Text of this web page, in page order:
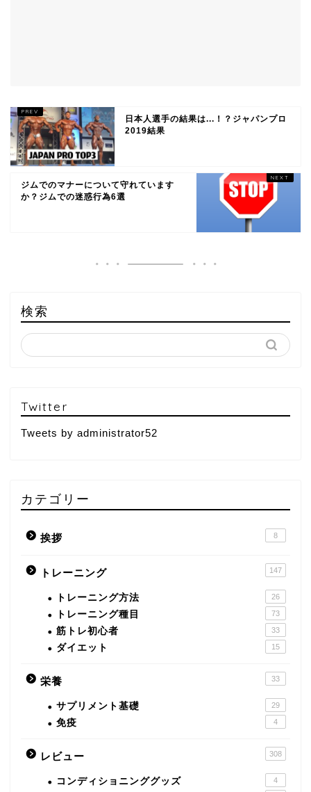
日本人選手の結果は...！？ジャパンプロ
2019結果
ジムでのマナーについて守れています
か？ジムでの迷惑行為6選
検索
Twitter
Tweets by administrator52
カテゴリー
挨拶 8
トレーニング 147
トレーニング方法 26
トレーニング種目 73
筋トレ初心者 33
ダイエット 15
栄養 33
サプリメント基礎 29
免疫 4
レビュー 308
コンディショニンググッズ 4